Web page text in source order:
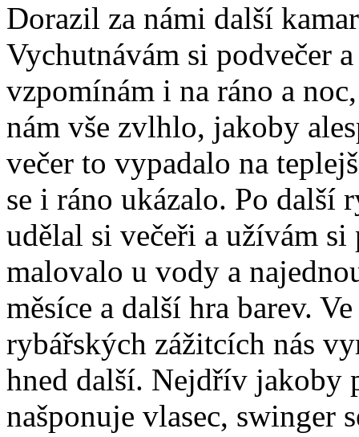
Dorazil za námi další
Vychutnávám si podvečer
vzpomínám i na ráno a
nám vše zvlhlo, jakoby
večer to vypadalo na
se i ráno ukázalo. Po další
udělal si večeři a užívám
malovalo u vody a
měsíce a další hra barev.
rybářských zážitcích nás
hned další. Nejdřív jakoby
našponuje vlasec, swinger